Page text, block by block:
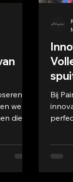
we
die
Bij